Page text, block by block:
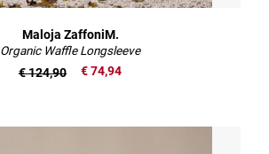
Maloja ZaffoniM.
Organic Waffle Longsleeve
€ 74,94
€ 124,90